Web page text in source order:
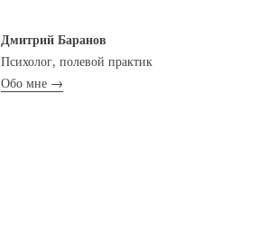
Дмитрий Баранов
Психолог, полевой практик
Обо мне →